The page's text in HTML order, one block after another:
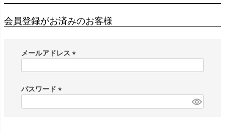
会員登録がお済みのお客様
メールアドレス
)
パスワード